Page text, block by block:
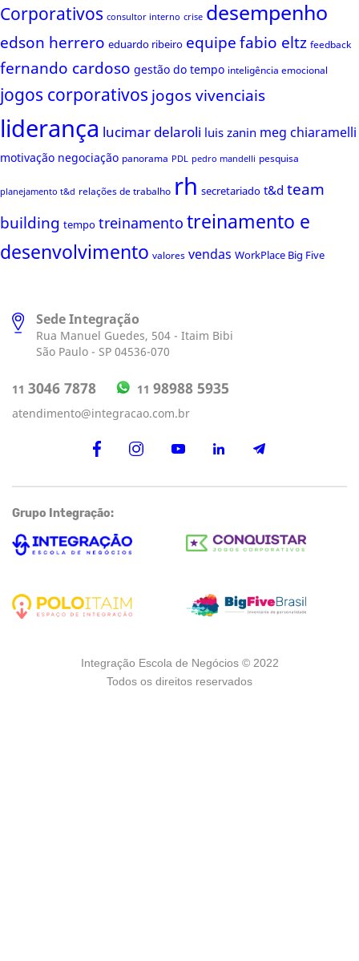
Corporativos consultor interno crise desempenho
edson herrero eduardo ribeiro equipefabio eltz feedback
fernando cardoso gestão do tempo inteligência emocional
jogos corporativos jogos vivenciais
liderança lucimar delaroli luis zanin meg chiaramelli
motivação negociação panorama PDL pedro mandelli pesquisa
planejamento t&d relações de trabalho rh secretariado t&d team
building tempo treinamentotreinamento e
desenvolvimento valores vendas WorkPlace Big Five
Sede Integração
Rua Manuel Guedes, 504 - Itaim Bibi
São Paulo - SP 04536-070
11 3046 7878 11 98988 5935
atendimento@integracao.com.br
Grupo Integração:
Integração Escola de Negócios © 2022
Todos os direitos reservados